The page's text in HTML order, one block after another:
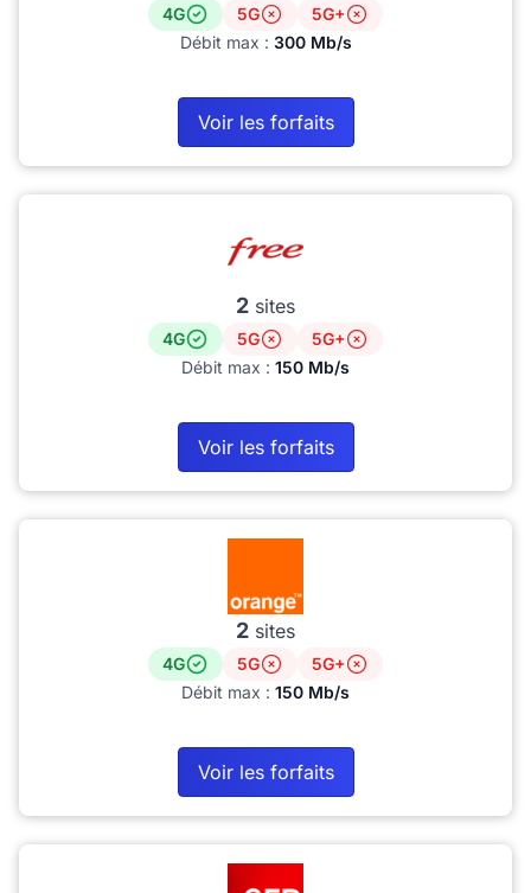
4G 5G
5G+
Débit max : 300 Mb/s
Voir les forfaits
2 sites
4G 5G
5G+
Débit max : 150 Mb/s
Voir les forfaits
2 sites
4G 5G
5G+
Débit max : 150 Mb/s
Voir les forfaits